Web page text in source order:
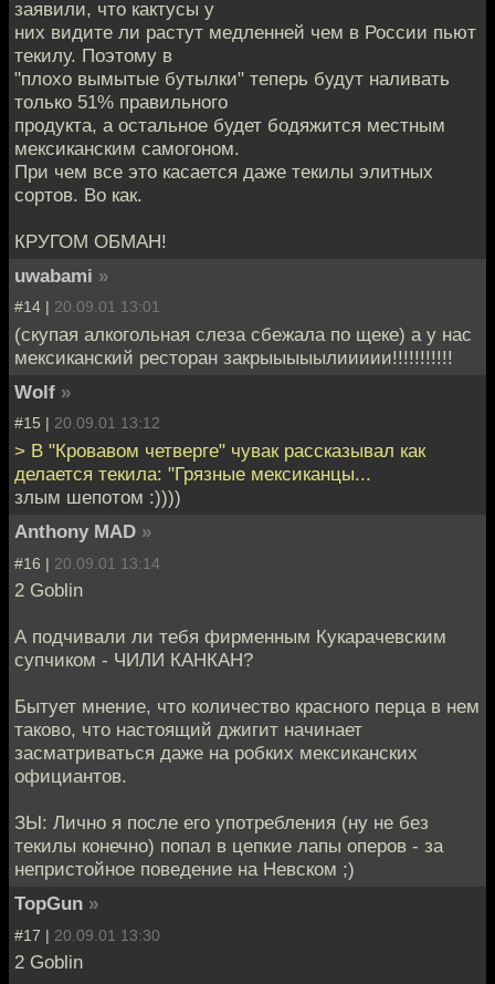
заявили, что кактусы у
них видите ли растут медленней чем в России пьют
текилу. Поэтому в
"плохо вымытые бутылки" теперь будут наливать
только 51% правильного
продукта, а остальное будет бодяжится местным
мексиканским самогоном.
При чем все это касается даже текилы элитных
сортов. Во как.
КРУГОМ ОБМАН!
uwabami »
#14 | 20.09.01 13:01
(скупая алкогольная слеза сбежала по щеке) а у нас
мексиканский ресторан закрыыыыылиииии!!!!!!!!!!!
Wolf »
#15 | 20.09.01 13:12
> В "Кровавом четверге" чувак рассказывал как
делается текила: "Грязные мексиканцы...
злым шепотом :))))
Anthony MAD »
#16 | 20.09.01 13:14
2 Goblin
А подчивали ли тебя фирменным Кукарачевским
супчиком - ЧИЛИ КАНКАН?
Бытует мнение, что количество красного перца в нем
таково, что настоящий джигит начинает
засматриваться даже на робких мексиканских
официантов.
ЗЫ: Лично я после его употребления (ну не без
текилы конечно) попал в цепкие лапы оперов - за
непристойное поведение на Невском ;)
TopGun »
#17 | 20.09.01 13:30
2 Goblin